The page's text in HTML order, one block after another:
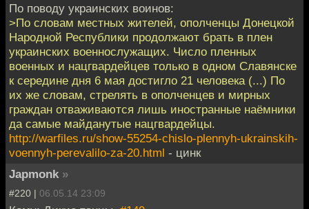
По поводу украинских воинов:
>По словам местных жителей, ополченцы Донецкой
Народной Республики продолжают брать в плен
украинских военнослужащих. Число пленных
военных и нацгвардейцев только в одном Славянске
к середине дня 6 мая достигло 21 человека (...) По
их же словам, стрелять в ополченцев и мирных
граждан отваживаются лишь иностранные наёмники
да самые майданутые нацгвардейцы.
http://warfiles.ru/show-55254-chislo-plennyh-ukrainskih-
voennyh-perevalilo-za-20.html - цинк
Japmonk »
#220 | 06.05.14 23:09